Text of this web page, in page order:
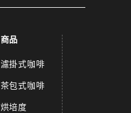
商品
濾掛式咖啡
茶包式咖啡
烘培度